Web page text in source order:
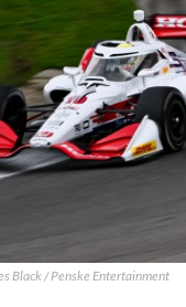
Black / Penske Entertainment